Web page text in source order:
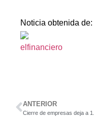
Noticia obtenida de:
ANTERIOR